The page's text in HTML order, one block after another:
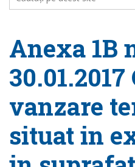
Anexa 1B
vanzare
situat in